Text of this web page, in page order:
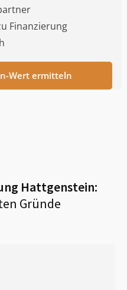
Finanzierung
Wert ermitteln
Hattgenstein:
Gründe